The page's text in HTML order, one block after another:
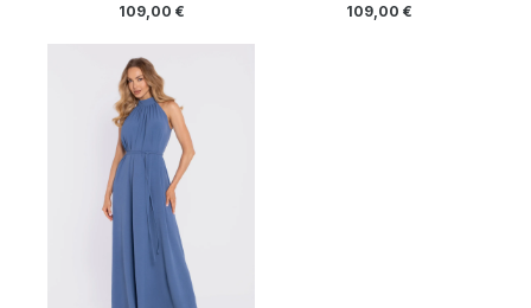
109,00 € 109,00€